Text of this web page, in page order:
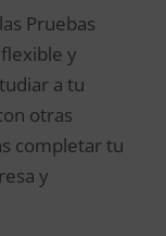
Pruebas
y
a tu
otras
completar tu
y